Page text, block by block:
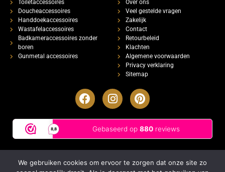
Toiletaccessoires
Doucheaccessoires
Handdoekaccessoires
Wastafelaccessoires
Badkameraccessoires zonder
boren
Gunmetal accessoires
Over ons
Veel gestelde vragen
Zakelijk
Contact
Retourbeleid
Klachten
Algemene voorwaarden
Privacy verklaring
Sitemap
Copyright Luxe Badkameraccessoires 2026
We gebruiken cookies om ervoor te zorgen dat onze site zo